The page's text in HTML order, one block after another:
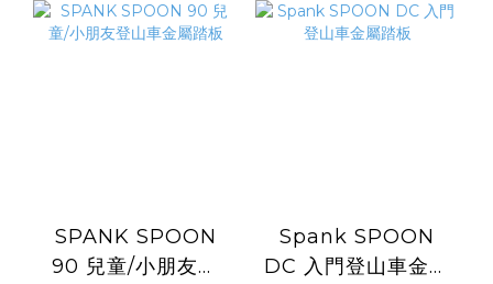
SPANK SPOON
90 兒童/小朋友登
Spank SPOON
DC 入門登山車金屬